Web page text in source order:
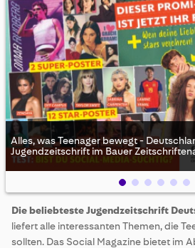
Alles, was Teenager bewegt -
Jugendzeitschrift im Bauer
to
the
beginning
Die beliebteste Jugendzeitschrift
liefert alle interessanten Themen, die
sollten. Das Social Magazine bietet im